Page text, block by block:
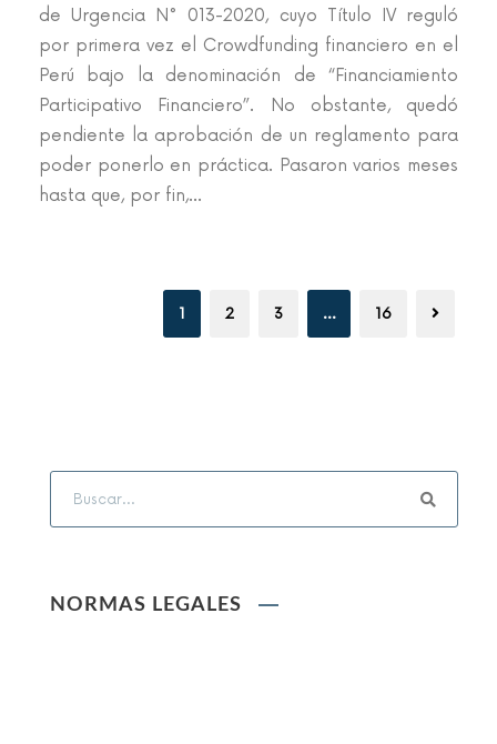
de Urgencia N° 013-2020, cuyo Título IV reguló
por primera vez el Crowdfunding financiero en el
Perú bajo la denominación de “Financiamiento
Participativo Financiero”. No obstante, quedó
pendiente la aprobación de un reglamento para
poder ponerlo en práctica. Pasaron varios meses
hasta que, por fin,...
1 2 3 … 16
NORMAS LEGALES